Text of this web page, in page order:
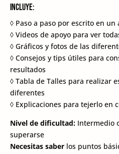
Incluye:
◊ Paso a paso por escrito en un
◊ Videos de apoyo para ver
◊ Gráficos y fotos de las
◊ Consejos y tips útiles para
resultados
◊ Tabla de Talles para realizar
diferentes
◊ Explicaciones para tejerlo en
Nivel de dificultad: Intermedio
superarse
Necesitas saber los puntos